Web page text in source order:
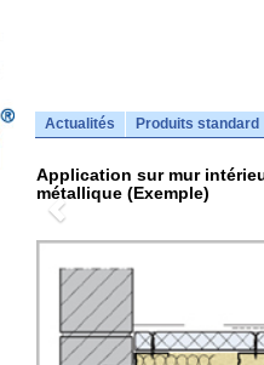
Actualités Produits standard
Application sur mur
métallique (Exemple)